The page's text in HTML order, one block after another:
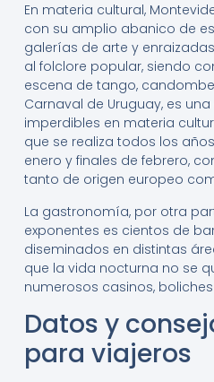
En materia cultural,
con su amplio abanico de
galerías de arte y
al folclore popular, siendo
escena de tango,
Carnaval de Uruguay, es
imperdibles en materia
que se realiza todos los
enero y finales de febrero,
tanto de origen europeo
La gastronomía, por otra
exponentes es cientos de
diseminados en distintas
que la vida nocturna no se
numerosos casinos,
Datos y
para viajeros